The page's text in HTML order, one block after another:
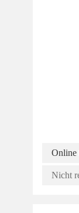
Online
Nicht